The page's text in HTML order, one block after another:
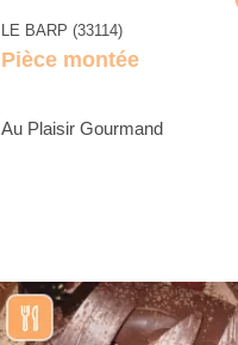
LE BARP (33114)
Pièce montée
Au Plaisir Gourmand